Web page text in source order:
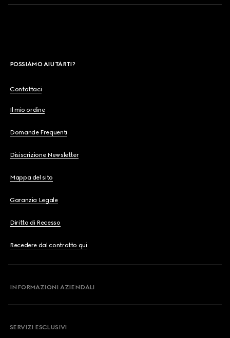
POSSIAMO AIUTARTI?
Contattaci
Il mio ordine
Domande Frequenti
Disiscrizione Newsletter
Mappa del sito
Garanzia Legale
Diritto di Recesso
Recedere dal contratto qui
INFORMAZIONI AZIENDALI
SERVIZI ESCLUSIVI